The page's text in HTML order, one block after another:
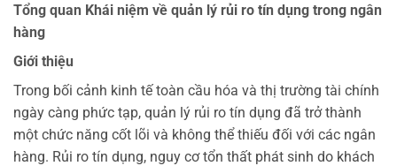
Tổng quan Khái niệm về quản lý rủi ro tín dụng trong ngân
hàng
Giới thiệu
Trong bối cảnh kinh tế toàn cầu hóa và thị trường tài chính
ngày càng phức tạp, quản lý rủi ro tín dụng đã trở thành
một chức năng cốt lõi và không thể thiếu đối với các ngân
hàng. Rủi ro tín dụng, nguy cơ tổn thất phát sinh do khách